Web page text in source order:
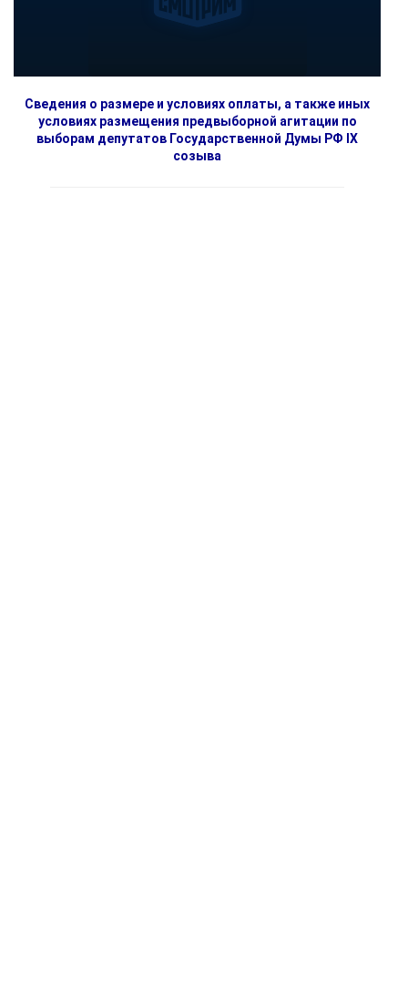
Сведения о размере и условиях оплаты, а также иных
условиях размещения предвыборной агитации по
выборам депутатов Государственной Думы РФ IX
созыва